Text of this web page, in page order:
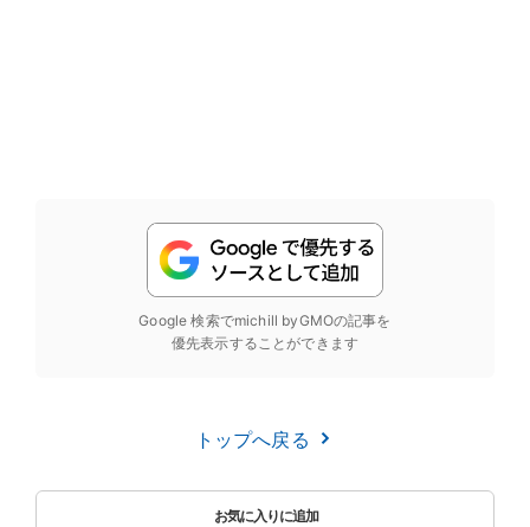
Google 検索でmichill byGMOの記事を
優先表示することができます
トップへ戻る